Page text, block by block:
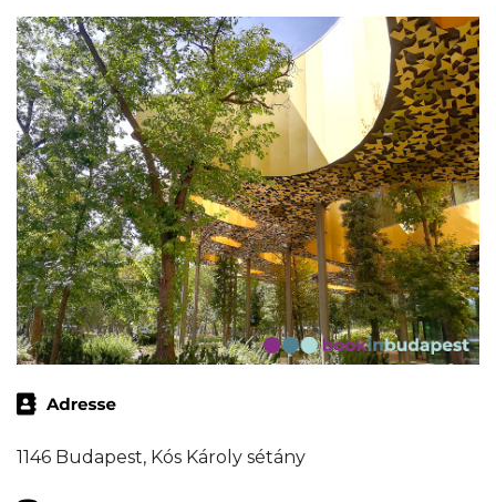
1146 Budapest, Kós Károly sétány